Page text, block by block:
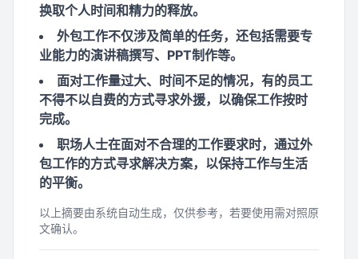
换取个人时间和精力的释放。
外包工作不仅涉及简单的任务，还包括需要专
业能力的演讲稿撰写、PPT制作等。
面对工作量过大、时间不足的情况，有的员工
不得不以自费的方式寻求外援，以确保工作按时
完成。
职场人士在面对不合理的工作要求时，通过外
包工作的方式寻求解决方案，以保持工作与生活
的平衡。
以上摘要由系统自动生成，仅供参考，若要使用需对照原
文确认。